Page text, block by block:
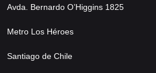
Avda. Bernardo O’Higgins 1825
Metro Los Héroes
Santiago de Chile